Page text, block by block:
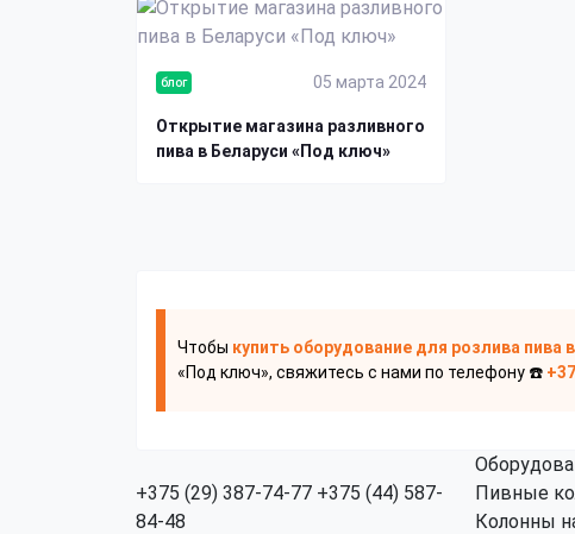
блог 05 марта 2024
Открытие магазина разливного
пива в Беларуси «Под ключ»
Чтобы купить оборудование для розлива пива
«Под ключ», свяжитесь с нами по телефону ☎️
+375 (29) 387-74-77 +375 (44) 587-
84-48
Пивные
Колонны